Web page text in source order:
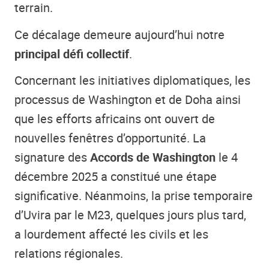
terrain.
Ce décalage demeure aujourd’hui notre
principal défi collectif.
Concernant les initiatives diplomatiques, les
processus de Washington et de Doha ainsi
que les efforts africains ont ouvert de
nouvelles fenêtres d’opportunité. La
signature desAccords de Washington le 4
décembre 2025 a constitué une étape
significative. Néanmoins, la prise temporaire
d’Uvira par le M23, quelques jours plus tard,
a lourdement affecté les civils et les
relations régionales.